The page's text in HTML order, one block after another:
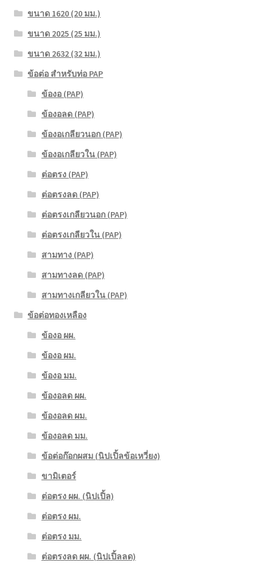
ขนาด 1620 (20 มม.)
ขนาด 2025 (25 มม.)
ขนาด 2632 (32 มม.)
ข้อต่อ สำหรับท่อ PAP
ข้องอ (PAP)
ข้องอลด (PAP)
ข้องอเกลียวนอก (PAP)
ข้องอเกลียวใน (PAP)
ต่อตรง (PAP)
ต่อตรงลด (PAP)
ต่อตรงเกลียวนอก (PAP)
ต่อตรงเกลียวใน (PAP)
สามทาง (PAP)
สามทางลด (PAP)
สามทางเกลียวใน (PAP)
ข้อต่อทองเหลือง
ข้องอ ผผ.
ข้องอ ผม.
ข้องอ มม.
ข้องอลด ผผ.
ข้องอลด ผม.
ข้องอลด มม.
ข้อต่อก๊อกผสม (นิปเปิ้ลข้อเหวี่ยง)
ขามิเตอร์
ต่อตรง ผผ. (นิปเปิ้ล)
ต่อตรง ผม.
ต่อตรง มม.
ต่อตรงลด ผผ. (นิปเปิ้ลลด)